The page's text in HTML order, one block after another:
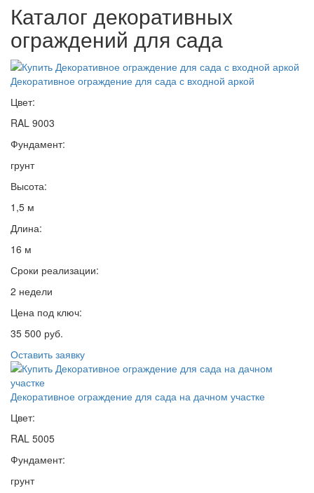
Каталог декоративных
ограждений для сада
Декоративное ограждение для сада с входной аркой
Цвет:
RAL 9003
Фундамент:
грунт
Высота:
1,5 м
Длина:
16 м
Сроки реализации:
2 недели
Цена под ключ:
35 500 руб.
Оставить заявку
Декоративное ограждение для сада на дачном участке
Цвет:
RAL 5005
Фундамент:
грунт